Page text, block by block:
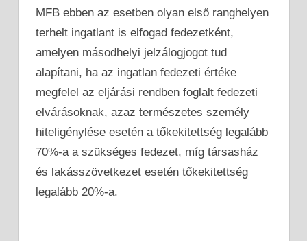
MFB ebben az esetben olyan első ranghelyen
terhelt ingatlant is elfogad fedezetként,
amelyen másodhelyi jelzálogjogot tud
alapítani, ha az ingatlan fedezeti értéke
megfelel az eljárási rendben foglalt fedezeti
elvárásoknak, azaz természetes személy
hiteligénylése esetén a tőkekitettség legalább
70%-a a szükséges fedezet, míg társasház
és lakásszövetkezet esetén tőkekitettség
legalább 20%-a.